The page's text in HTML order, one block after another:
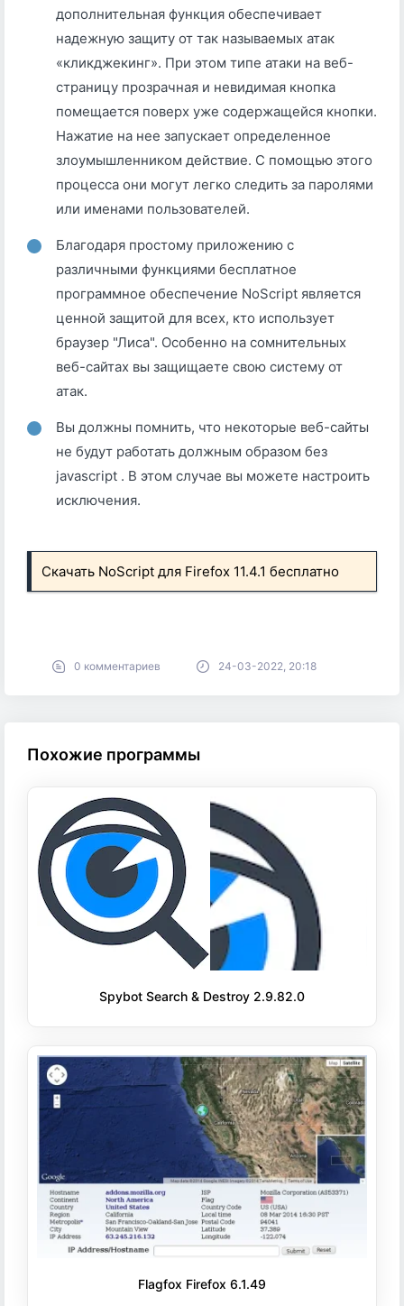
дополнительная функция обеспечивает
надежную защиту от так называемых атак
«кликджекинг». При этом типе атаки на веб-
страницу прозрачная и невидимая кнопка
помещается поверх уже содержащейся кнопки.
Нажатие на нее запускает определенное
злоумышленником действие. С помощью этого
процесса они могут легко следить за паролями
или именами пользователей.
Благодаря простому приложению с
различными функциями бесплатное
программное обеспечение NoScript является
ценной защитой для всех, кто использует
браузер "Лиса". Особенно на сомнительных
веб-сайтах вы защищаете свою систему от
атак.
Вы должны помнить, что некоторые веб-сайты
не будут работать должным образом без
jаvascript . В этом случае вы можете настроить
исключения.
Скачать NoScript для Firefox 11.4.1 бесплатно
0 комментариев 24-03-2022, 20:18
Похожие программы
Spybot Search & Destroy 2.9.82.0
Flagfox Firefox 6.1.49